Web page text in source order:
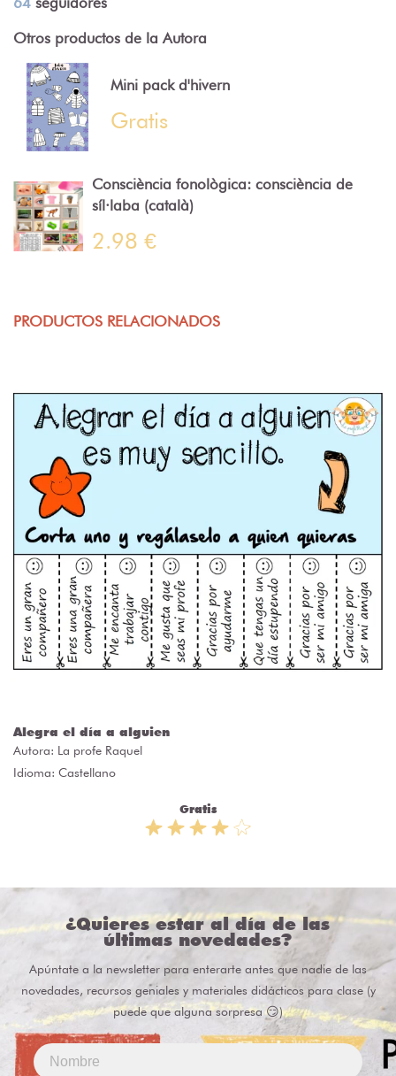
Otros productos de la Autora
Mini pack d'hivern
Gratis
Consciència fonològica: consciència de
síl·laba (català)
2.98 €
PRODUCTOS RELACIONADOS
Alegra el día a alguien
Autora: La profe Raquel
Idioma: Castellano
Gratis
¿Quieres estar al día de las
últimas novedades?
Apúntate a la newsletter para enterarte antes que nadie de las
novedades, recursos geniales y materiales didácticos para clase (y
puede que alguna sorpresa 😏)